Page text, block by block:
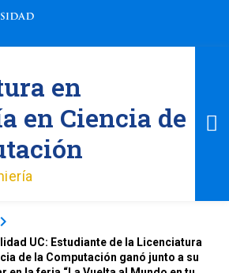
en
en Ciencia de
UC: Estudiante de la Licenciatura
de la Computación ganó junto a su